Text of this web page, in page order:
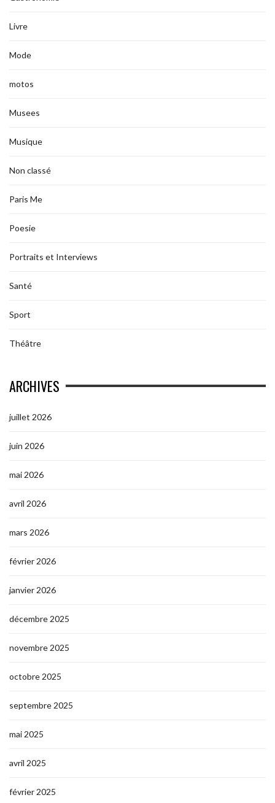
Livre
Mode
motos
Musees
Musique
Non classé
Paris Me
Poesie
Portraits et Interviews
Santé
Sport
Théâtre
ARCHIVES
juillet 2026
juin 2026
mai 2026
avril 2026
mars 2026
février 2026
janvier 2026
décembre 2025
novembre 2025
octobre 2025
septembre 2025
mai 2025
avril 2025
février 2025